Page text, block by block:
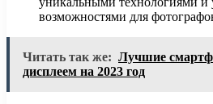
возможностями для
Читать так же: Лучшие
дисплеем на 2023 год